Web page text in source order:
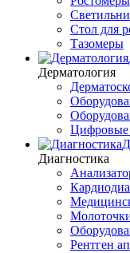
Стол для
Тазомеры
Дерматология
Цифровые
Диагностика
Рентген